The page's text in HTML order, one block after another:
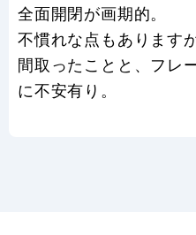
全面開閉が画期的。
不慣れな点もあります
間取ったことと、フレ
に不安有り。